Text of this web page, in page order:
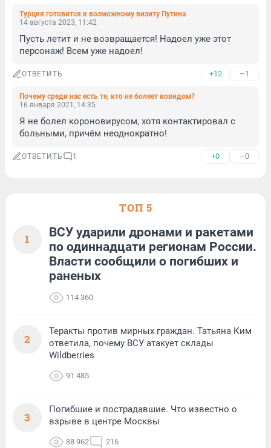
Турция готовится к возможному визиту Путина
14 августа 2023, 11:42
Пусть летит и не возвращается! Надоел уже этот
персонаж! Всем уже надоел!
ОТВЕТИТЬ +12 –1
Почему среди нас есть те, кто не болеет ковидом?
16 января 2021, 14:35
Я не болел короновирусом, хотя контактировал с
больными, причём неоднократно!
ОТВЕТИТЬ 1 +0 –0
ТОП 5
1
ВСУ ударили дронами и ракетами
по одиннадцати регионам России.
Власти сообщили о погибших и
раненых
114 360
2
Теракты против мирных граждан. Татьяна Ким
ответила, почему ВСУ атакует склады
Wildberries
91 485
3
Погибшие и пострадавшие. Что известно о
взрыве в центре Москвы
88 962 216